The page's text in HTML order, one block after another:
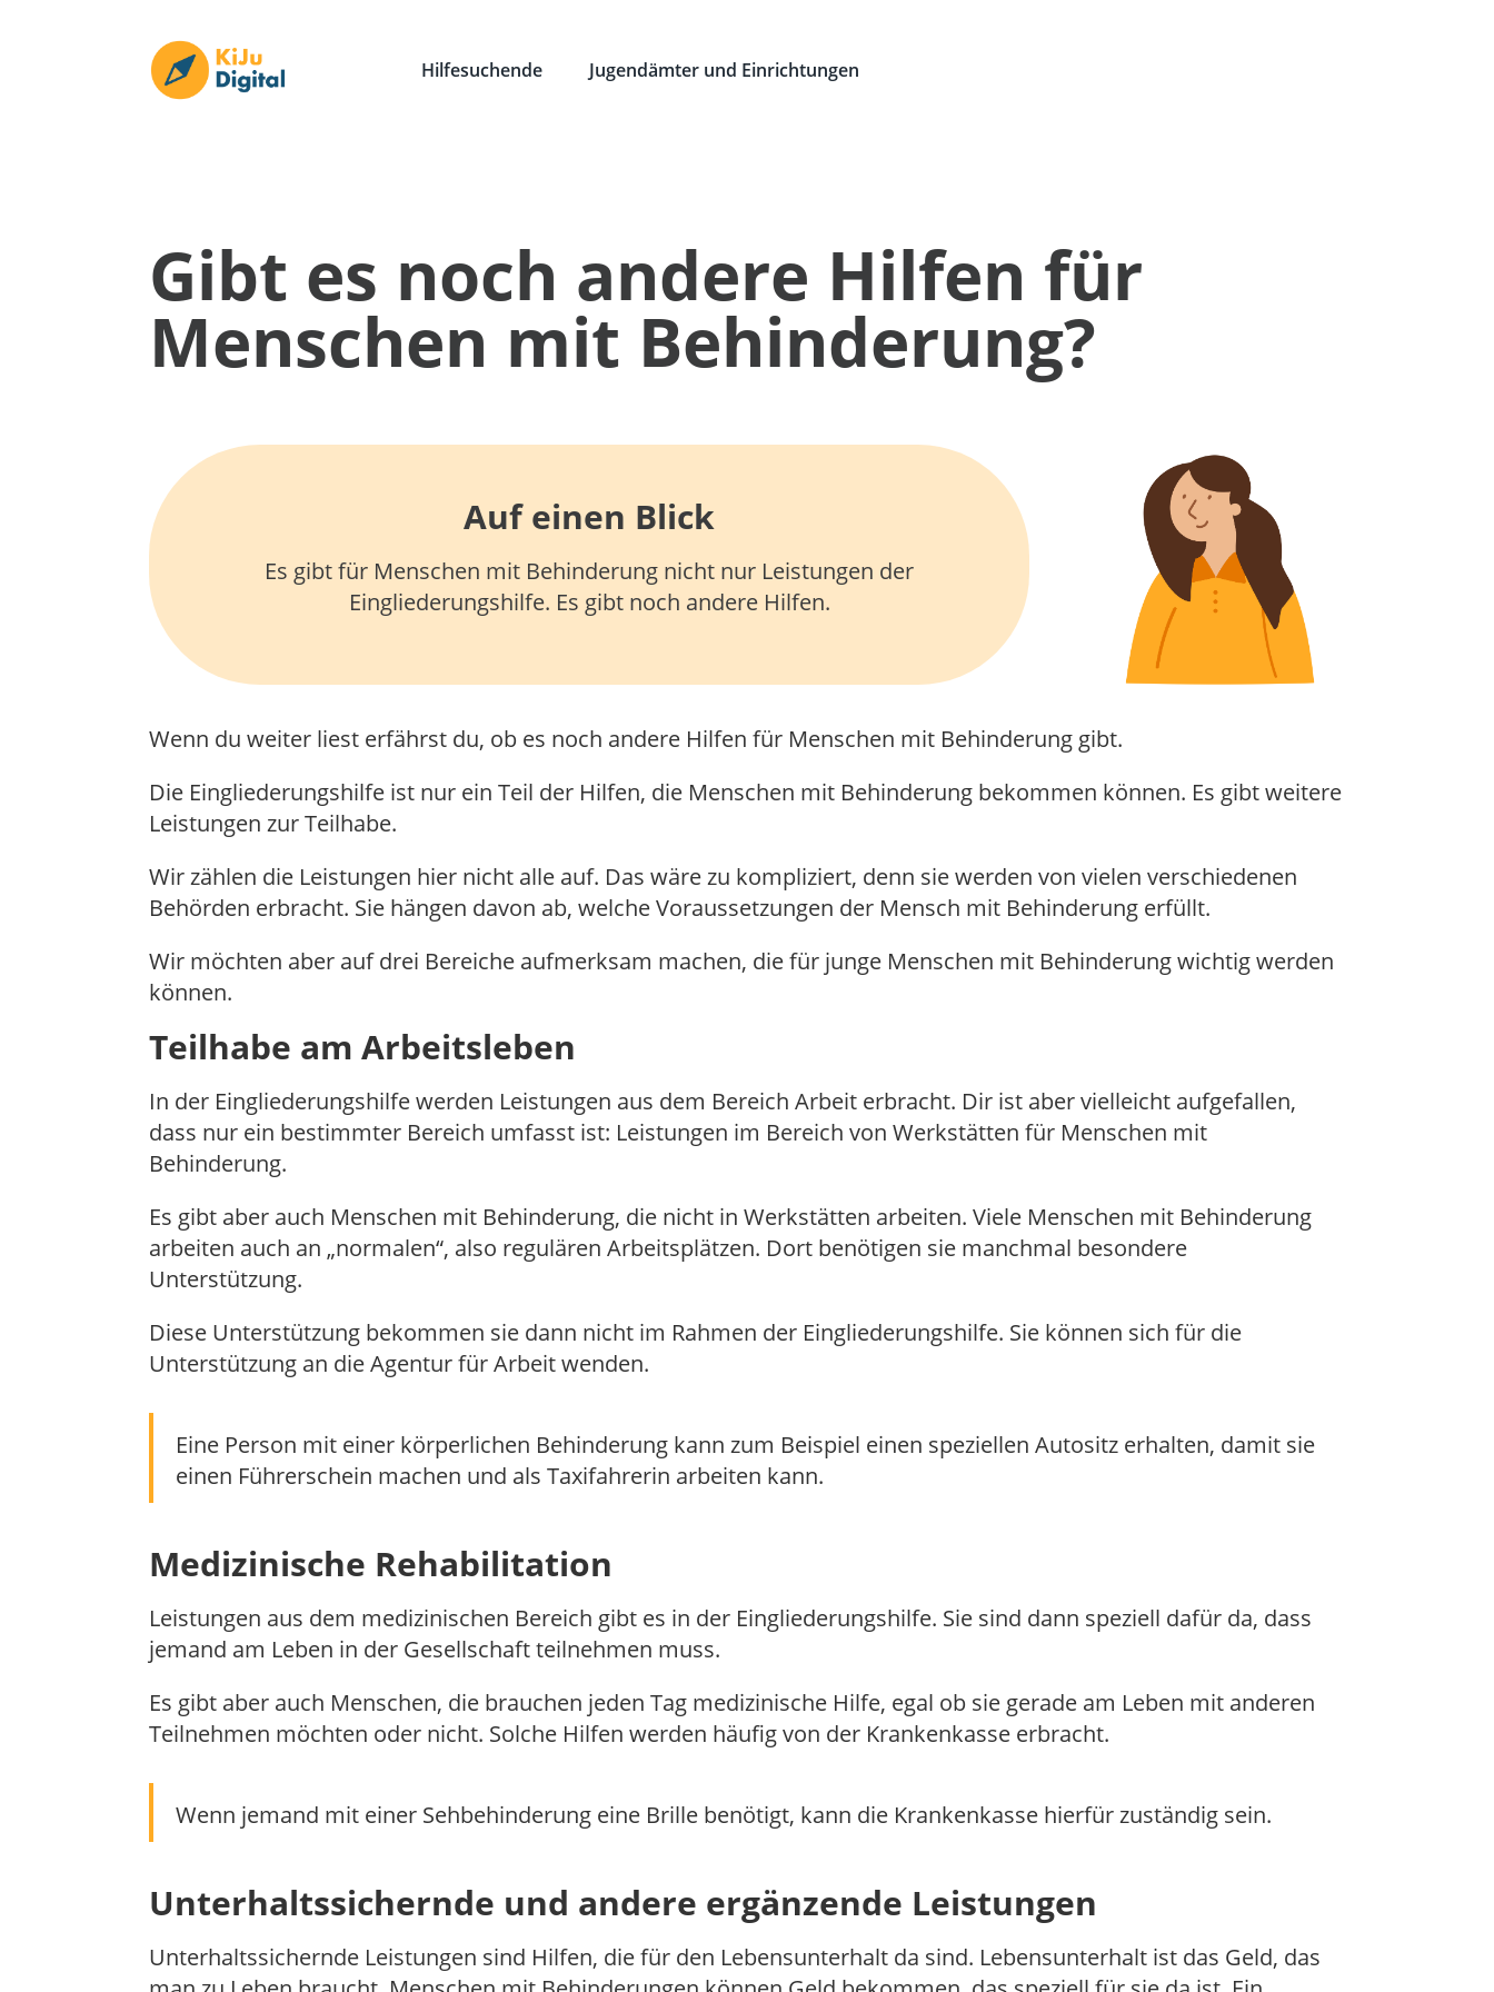
Hilfesuchende Jugendämter und Einrichtungen
Gibt es noch andere Hilfen für
Menschen mit Behinderung?
Auf einen Blick
Es gibt für Menschen mit Behinderung nicht nur Leistungen der
Eingliederungshilfe. Es gibt noch andere Hilfen.
Wenn du weiter liest erfährst du, ob es noch andere Hilfen für Menschen mit Behinderung gibt.
Die Eingliederungshilfe ist nur ein Teil der Hilfen, die Menschen mit Behinderung bekommen können. Es gibt weitere
Leistungen zur Teilhabe.
Wir zählen die Leistungen hier nicht alle auf. Das wäre zu kompliziert, denn sie werden von vielen verschiedenen
Behörden erbracht. Sie hängen davon ab, welche Voraussetzungen der Mensch mit Behinderung erfüllt.
Wir möchten aber auf drei Bereiche aufmerksam machen, die für junge Menschen mit Behinderung wichtig werden
können.
Teilhabe am Arbeitsleben
In der Eingliederungshilfe werden Leistungen aus dem Bereich Arbeit erbracht. Dir ist aber vielleicht aufgefallen,
dass nur ein bestimmter Bereich umfasst ist: Leistungen im Bereich von Werkstätten für Menschen mit
Behinderung.
Es gibt aber auch Menschen mit Behinderung, die nicht in Werkstätten arbeiten. Viele Menschen mit Behinderung
arbeiten auch an „normalen“, also regulären Arbeitsplätzen. Dort benötigen sie manchmal besondere
Unterstützung.
Diese Unterstützung bekommen sie dann nicht im Rahmen der Eingliederungshilfe. Sie können sich für die
Unterstützung an die Agentur für Arbeit wenden.
Eine Person mit einer körperlichen Behinderung kann zum Beispiel einen speziellen Autositz erhalten, damit sie
einen Führerschein machen und als Taxifahrerin arbeiten kann.
Medizinische Rehabilitation
Leistungen aus dem medizinischen Bereich gibt es in der Eingliederungshilfe. Sie sind dann speziell dafür da, dass
jemand am Leben in der Gesellschaft teilnehmen muss.
Es gibt aber auch Menschen, die brauchen jeden Tag medizinische Hilfe, egal ob sie gerade am Leben mit anderen
Teilnehmen möchten oder nicht. Solche Hilfen werden häufig von der Krankenkasse erbracht.
Wenn jemand mit einer Sehbehinderung eine Brille benötigt, kann die Krankenkasse hierfür zuständig sein.
Unterhaltssichernde und andere ergänzende Leistungen
Unterhaltssichernde Leistungen sind Hilfen, die für den Lebensunterhalt da sind. Lebensunterhalt ist das Geld, das